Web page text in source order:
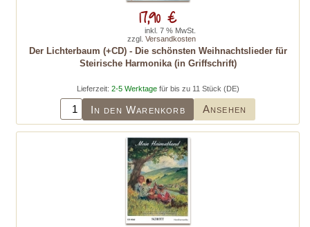
Der Lichterbaum (+CD) - Die schönsten Weihnachtslieder für
Steirische Harmonika (in Griffschrift)
Lieferzeit: 2-5 Werktagefür bis zu 11 Stück (DE)
In den Warenkorb Ansehen
17,90 €
inkl. 7 % MwSt.
zzgl. Versandkosten